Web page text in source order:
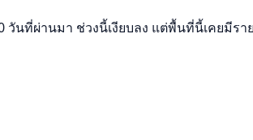
วันที่ผ่านมา ช่วงนี้เงียบลง แต่พื้นที่นี้เคยมี